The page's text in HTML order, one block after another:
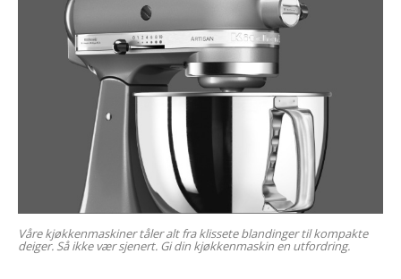
Våre kjøkkenmaskiner tåler alt fra klissete blandinger til kompakte
deiger. Så ikke vær sjenert. Gi din kjøkkenmaskin en utfordring.